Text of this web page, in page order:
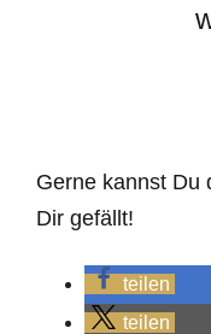
Gerne kannst Du
Dir gefällt!
teilen
teilen